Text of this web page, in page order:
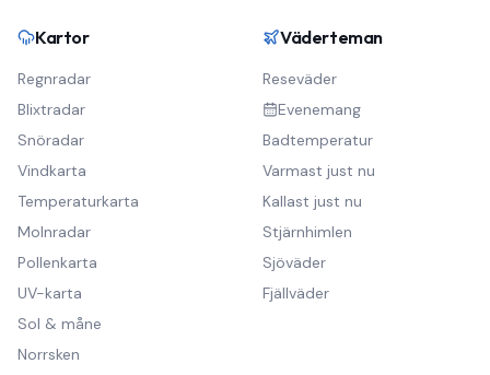
Kartor
Regnradar
Blixtradar
Snöradar
Vindkarta
Temperaturkarta
Molnradar
Pollenkarta
UV-karta
Sol & måne
Norrsken
Väderteman
Reseväder
Evenemang
Badtemperatur
Varmast just nu
Kallast just nu
Stjärnhimlen
Sjöväder
Fjällväder